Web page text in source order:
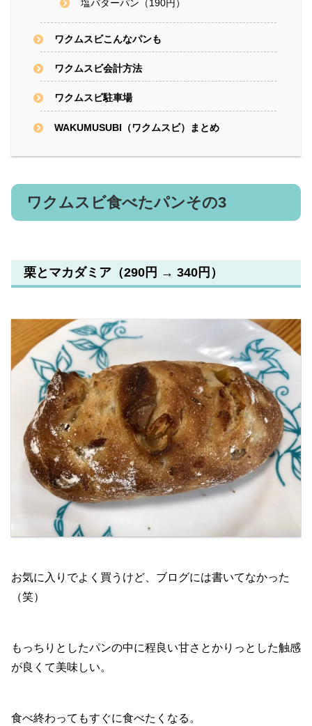
塩バターパン（190円）
ワクムスビこんなパンも
ワクムスビ会計方法
ワクムスビ駐車場
WAKUMUSUBI（ワクムスビ）まとめ
ワクムスビ食べたパンその3
栗とマカダミア（290円 → 340円）
お気に入りでよく買うけど、ブログには書いてなかった
（笑）
もっちりとしたパンの中に程良い甘さとかりっとした触感
が良くて美味しい。
食べ終わってもすぐに食べたくなる。